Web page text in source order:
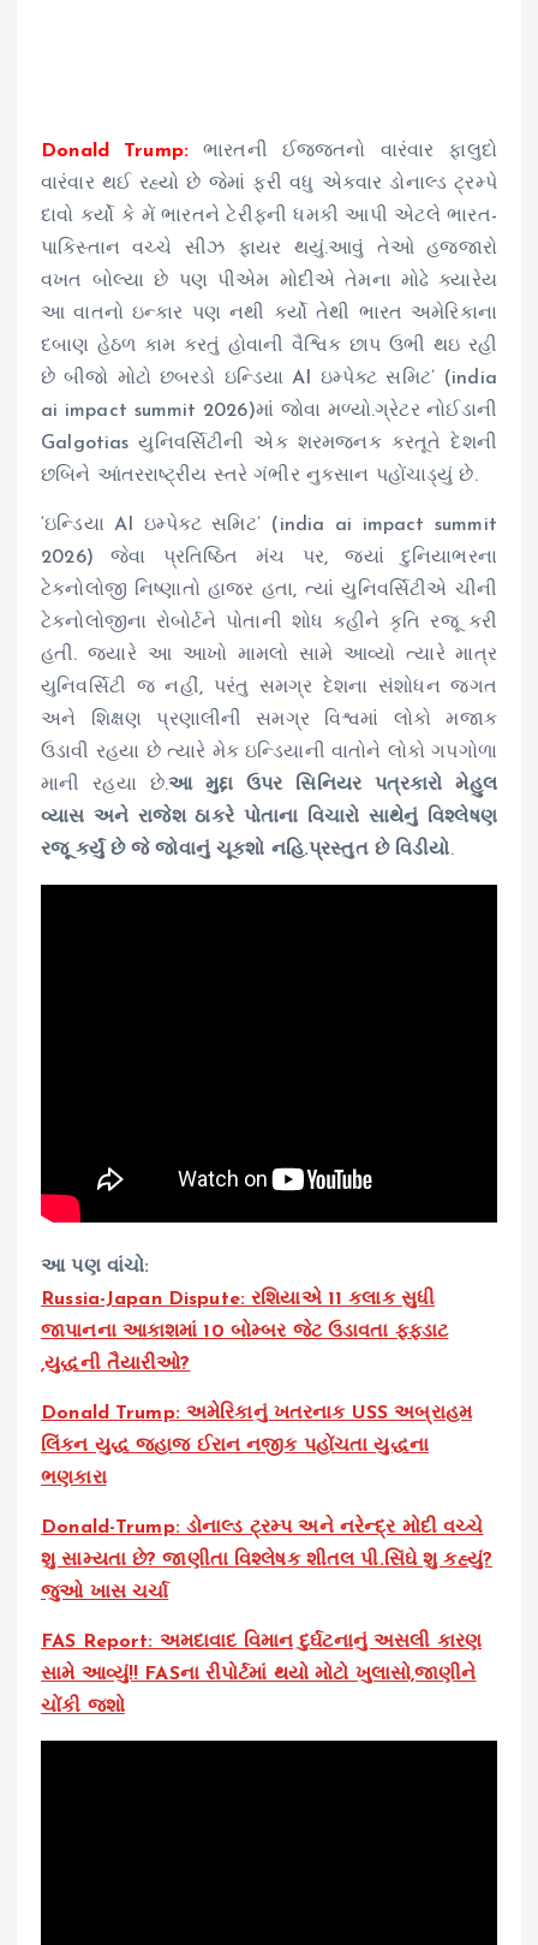
Donald Trump:
ભારતની ઈજ્જતનો વારંવાર ફાલુદો
વારંવાર થઈ રહ્યો છે જેમાં ફરી વધુ એકવાર ડોનાલ્ડ ટ્રમ્પે
દાવો કર્યો કે મેં ભારતને ટેરીફની ધમકી આપી એટલે ભારત-
પાકિસ્તાન વચ્ચે સીઝ ફાયર થયું.આવું તેઓ હજ્જારો
વખત બોલ્યા છે પણ પીએમ મોદીએ તેમના મોઢે ક્યારેય
આ વાતનો ઇન્કાર પણ નથી કર્યો તેથી ભારત અમેરિકાના
દબાણ હેઠળ કામ કરતું હોવાની વૈશ્વિક છાપ ઉભી થઇ રહી
છે બીજો મોટો છબરડો ઇન્ડિયા AI ઇમ્પેક્ટ સમિટ’ (india
ai impact summit 2026)માં જોવા મળ્યો.ગ્રેટર નોઈડાની
Galgotias યુનિવર્સિટીની એક શરમજનક કરતૂતે દેશની
છબિને આંતરરાષ્ટ્રીય સ્તરે ગંભીર નુકસાન પહોંચાડ્યું છે.
‘ઇન્ડિયા AI ઇમ્પેક્ટ સમિટ’ (india ai impact summit
2026) જેવા પ્રતિષ્ઠિત મંચ પર, જ્યાં દુનિયાભરના
ટેકનોલોજી નિષ્ણાતો હાજર હતા, ત્યાં યુનિવર્સિટીએ ચીની
ટેકનોલોજીના રોબોર્ટને પોતાની શોધ કહીને કૃતિ રજૂ કરી
હતી. જ્યારે આ આખો મામલો સામે આવ્યો ત્યારે માત્ર
યુનિવર્સિટી જ નહીં, પરંતુ સમગ્ર દેશના સંશોધન જગત
અને શિક્ષણ પ્રણાલીની સમગ્ર વિશ્વમાં લોકો મજાક
ઉડાવી રહયા છે ત્યારે મેક ઇન્ડિયાની વાતોને લોકો ગપગોળા
માની રહયા છે.આ મુદ્દા ઉપર સિનિયર પત્રકારો મેહુલ
વ્યાસ અને રાજેશ ઠાકરે પોતાના વિચારો સાથેનું વિશ્લેષણ
રજૂ કર્યું છે જે જોવાનું ચૂકશો નહિ.પ્રસ્તુત છે વિડીયો.
આ પણ વાંચો:
Russia-Japan Dispute: રશિયાએ 11 કલાક સુધી
જાપાનના આકાશમાં 10 બોમ્બર જેટ ઉડાવતા ફફડાટ
,યુદ્ધની તૈયારીઓ?
Donald Trump: અમેરિકાનું ખતરનાક USS અબ્રાહમ
લિંકન યુદ્ધ જહાજ ઈરાન નજીક પહોંચતા યુદ્ધના
ભણકારા
Donald-Trump: ડોનાલ્ડ ટ્રમ્પ અને નરેન્દ્ર મોદી વચ્ચે
શુ સામ્યતા છે? જાણીતા વિશ્લેષક શીતલ પી.સિંઘે શુ કહ્યું?
જુઓ ખાસ ચર્ચા
FAS Report: અમદાવાદ વિમાન દુર્ઘટનાનું અસલી કારણ
સામે આવ્યું!! FASના રીપોર્ટમાં થયો મોટો ખુલાસો,જાણીને
ચોંકી જશો